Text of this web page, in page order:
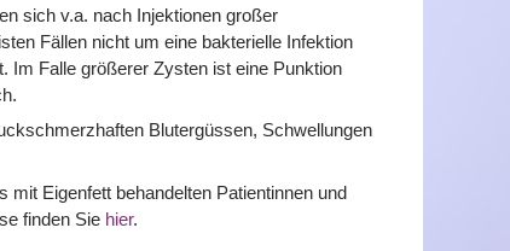
sich v.a. nach Injektionen großer
Fällen nicht um eine bakterielle Infektion
Im Falle größerer Zysten ist eine Punktion
Blutergüssen, Schwellungen
Eigenfett behandelten Patientinnen und
finden Sie hier.